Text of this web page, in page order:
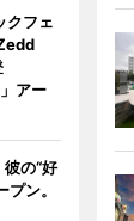
クフェ
アー
の“好
ン。